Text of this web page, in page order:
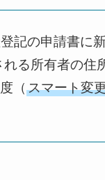
記の申請書に
る所有者の住
（スマート変